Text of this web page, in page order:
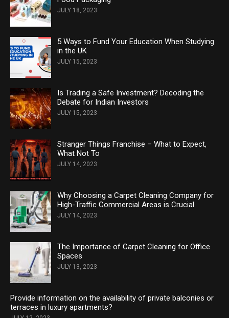
JULY 18, 2023
5 Ways to Fund Your Education When Studying
in the UK
JULY 15, 2023
Is Trading a Safe Investment? Decoding the
Debate for Indian Investors
JULY 15, 2023
Stranger Things Franchise – What to Expect,
What Not To
JULY 14, 2023
Why Choosing a Carpet Cleaning Company for
High-Traffic Commercial Areas is Crucial
JULY 14, 2023
The Importance of Carpet Cleaning for Office
Spaces
JULY 13, 2023
Provide information on the availability of private balconies or
terraces in luxury apartments?